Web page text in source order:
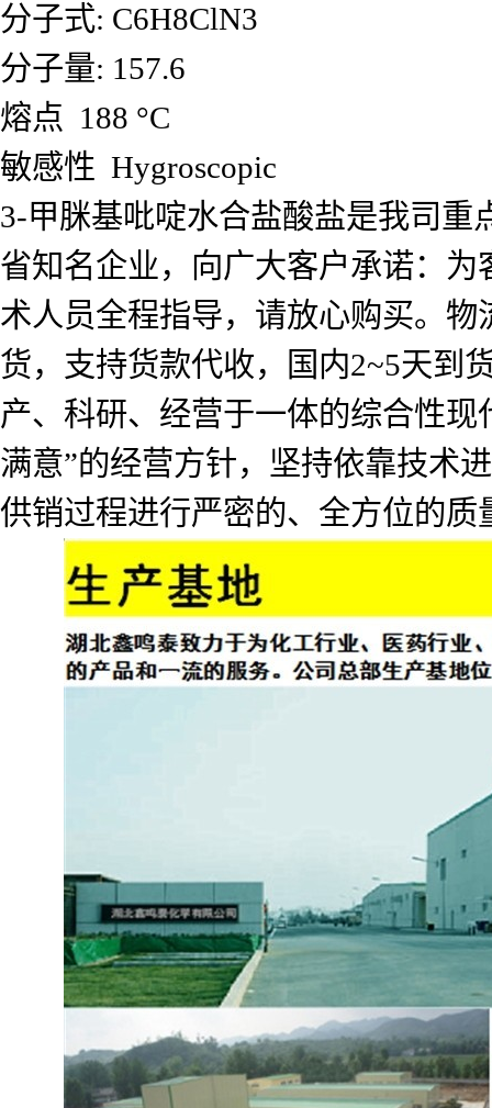
分子式: C6H8ClN3
分子量: 157.6
熔点 188 °C
敏感性 Hygroscopic
3-甲脒基吡啶水合盐酸盐是我司
省知名企业，向广大客户承诺：
术人员全程指导，请放心购买。
货，支持货款代收，国内2~5天到
产、科研、经营于一体的综合性
满意”的经营方针，坚持依靠技术
供销过程进行严密的、全方位的